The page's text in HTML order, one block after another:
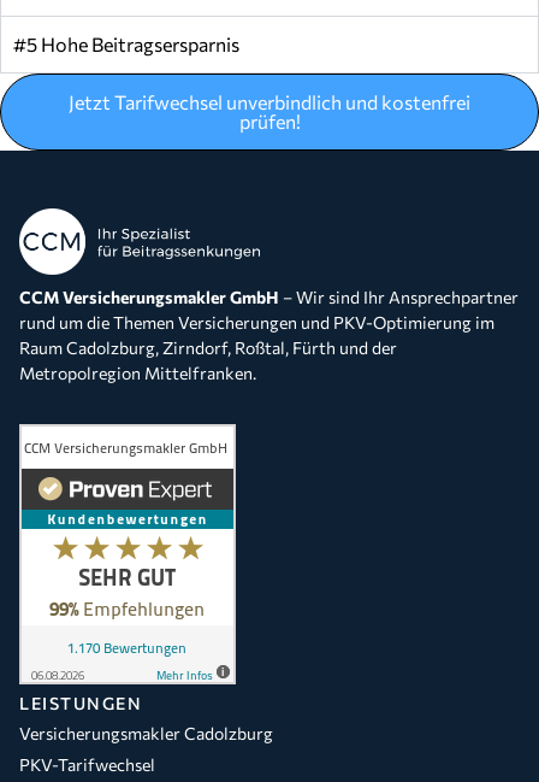
#5 Hohe Beitragsersparnis
Jetzt Tarifwechsel unverbindlich und kostenfrei
prüfen!
CCM Versicherungsmakler GmbH – Wir sind Ihr Ansprechpartner
rund um die Themen Versicherungen und PKV-Optimierung im
Raum Cadolzburg, Zirndorf, Roßtal, Fürth und der
Metropolregion Mittelfranken.
LEISTUNGEN
Versicherungsmakler Cadolzburg
PKV-Tarifwechsel